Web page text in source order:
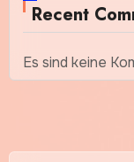
Recent
Es sind keine